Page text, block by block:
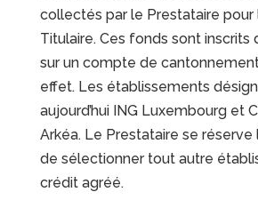
collectés par le Prestataire
Titulaire. Ces fonds sont inscrits
sur un compte de
effet. Les établissements
aujourd’hui ING Luxembourg et
Arkéa. Le Prestataire se réserve
de sélectionner tout autre
crédit agréé.